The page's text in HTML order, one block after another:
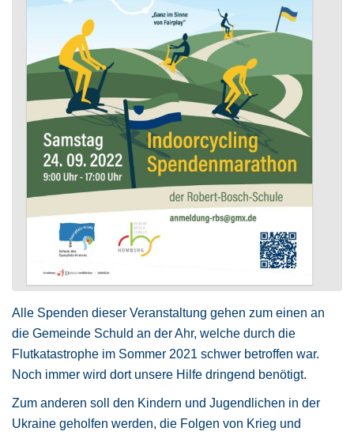
Alle Spenden dieser Veranstaltung gehen zum einen an
die Gemeinde Schuld an der Ahr, welche durch die
Flutkatastrophe im Sommer 2021 schwer betroffen war.
Noch immer wird dort unsere Hilfe dringend benötigt.
Zum anderen soll den Kindern und Jugendlichen in der
Ukraine geholfen werden, die Folgen von Krieg und